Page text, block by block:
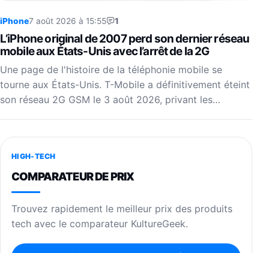
iPhone7 août 2026 à 15:55 1
L’iPhone original de 2007 perd son dernier réseau
mobile aux États-Unis avec l’arrêt de la 2G
Une page de l'histoire de la téléphonie mobile se
tourne aux États-Unis. T-Mobile a définitivement éteint
son réseau 2G GSM le 3 août 2026, privant les…
HIGH-TECH
COMPARATEUR DE PRIX
Trouvez rapidement le meilleur prix des produits
tech avec le comparateur KultureGeek.